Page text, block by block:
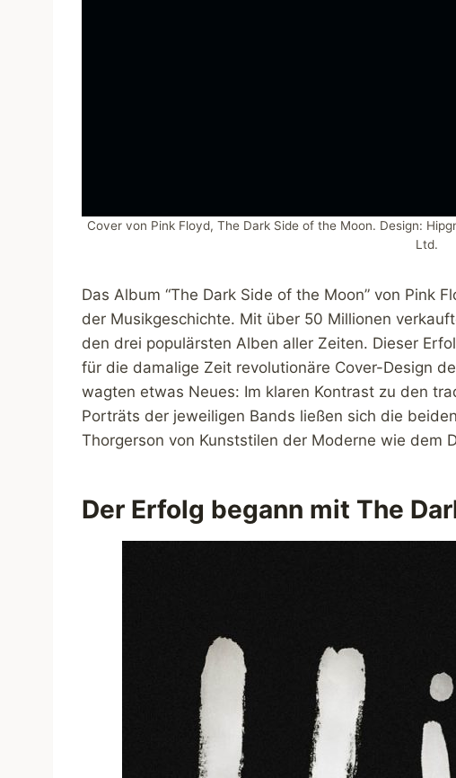
Cover von Pink Floyd, The Dark Side of the Moon. Design:
Ltd.
Das Album “The Dark Side of the Moon” von Pink
der Musikgeschichte. Mit über 50 Millionen
den drei populärsten Alben aller Zeiten. Dieser
für die damalige Zeit revolutionäre Cover-Design
wagten etwas Neues: Im klaren Kontrast zu den
Porträts der jeweiligen Bands ließen sich die
Thorgerson von Kunststilen der Moderne wie dem
Der Erfolg begann mit The